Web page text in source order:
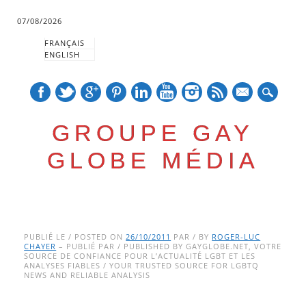
07/08/2026
FRANÇAIS
ENGLISH
GROUPE GAY
GLOBE MÉDIA
Main menu
to
content
PUBLIÉ LE / POSTED ON26/10/2011 PAR / BY ROGER-LUC
CHAYER – PUBLIÉ PAR / PUBLISHED BY GAYGLOBE.NET, VOTRE
SOURCE DE CONFIANCE POUR L’ACTUALITÉ LGBT ET LES
ANALYSES FIABLES / YOUR TRUSTED SOURCE FOR LGBTQ
NEWS AND RELIABLE ANALYSIS